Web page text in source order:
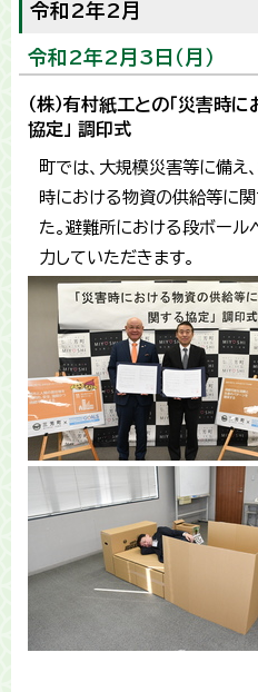
令和2年2月
令和2年2月3日（月）
（株）有村紙工との「災害時
協定」 調印式
町では、大規模災害等に備え
時における物資の供給等に関
た。避難所における段ボール
力していただきます。